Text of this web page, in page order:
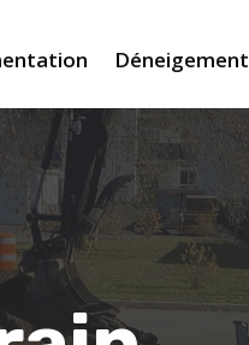
Déneigement